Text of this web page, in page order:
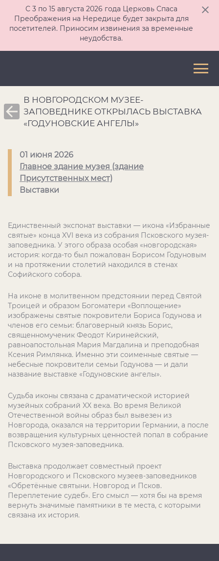
С 3 по 15 августа 2026 года Церковь Спаса
Преображения на Нередице будет закрыта для
посетителей. Приносим извинения за временные
неудобства.
В НОВГОРОДСКОМ МУЗЕЕ-
ЗАПОВЕДНИКЕ ОТКРЫЛАСЬ ВЫСТАВКА
«ГОДУНОВСКИЕ АНГЕЛЫ»
01 июня 2026
Главное здание музея (здание
Присутственных мест)
Выставки
Единственный экспонат выставки — икона «Избранные
святые» конца XVI века из собрания Псковского музея-
заповедника. У этого образа особая «новгородская»
история: когда-то был пожалован Борисом Годуновым
и на протяжении столетий находился в стенах
Софийского собора.
На иконе в молитвенном предстоянии перед Святой
Троицей и образом Богоматери «Воплощение»
изображены святые покровители Бориса Годунова и
членов его семьи: благоверный князь Борис,
священномученик Феодот Киринейский,
равноапостольная Мария Магдалина и преподобная
Ксения Римлянка. Именно эти соименные святые —
небесные покровители семьи Годунова — и дали
название выставке «Годуновские ангелы».
Судьба иконы связана с драматической историей
музейных собраний XX века. Во время Великой
Отечественной войны образ был вывезен из
Новгорода, оказался на территории Германии, а после
возвращения культурных ценностей попал в собрание
Псковского музея-заповедника.
Выставка продолжает совместный проект
Новгородского и Псковского музеев-заповедников
«Обретённые святыни. Новгород и Псков.
Переплетение судеб». Его смысл — хотя бы на время
вернуть значимые памятники в те места, с которыми
связана их история.